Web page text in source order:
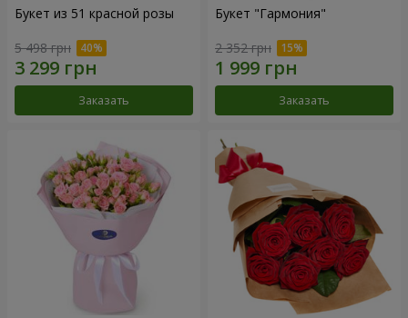
Букет из 51 красной розы
5 498 грн
Заказать
Букет "Гармония"
2 352 грн
Заказать